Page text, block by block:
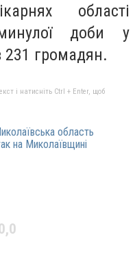
області
доби у
231 громадян.
і натисніть Ctrl + Enter, щоб
область
на Миколаївщині